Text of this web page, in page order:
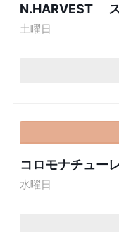
N.HARVEST
土曜日
コロモナチュ
水曜日